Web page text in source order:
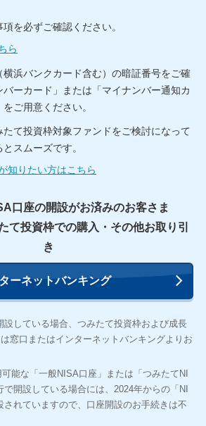
を必ずご確認ください。
ら
横浜バンクカード含む）の暗証番号をご確
ーカード」または「マイナンバー通知カ
ご用意ください。
て投資枠対象ファンドをご検討になって
スムーズです。
知りたい方はこちら
口座の開設がお済みのお客さま
て投資枠での購入・その他お取り引
き
ーネットバンキング
設している場合、つみたて投資枠および成長
窓口またはインターネットバンキングよりお
能な「一般NISA口座」または「つみたてNI
開設している場合には、2024年からの「NI
されていますので、口座開設のお手続きは不